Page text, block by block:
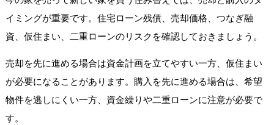
イミングが重要です。住宅ローン残債、売却価格、つなぎ融
資、仮住まい、二重ローンのリスクを確認しておきましょう。
売却を先に進める場合は資金計画を立てやすい一方、仮住まい
が必要になることがあります。購入を先に進める場合は、希望
物件を逃しにくい一方、資金繰りや二重ローンに注意が必要で
す。